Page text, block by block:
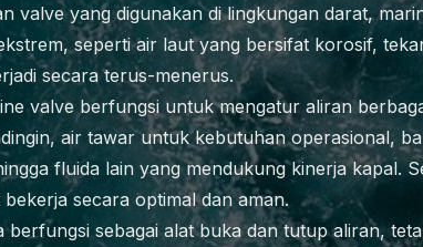
valve yang digunakan di lingkungan darat,
seperti air laut yang bersifat korosif,
secara terus-menerus.
valve berfungsi untuk mengatur aliran
air tawar untuk kebutuhan operasional,
fluida lain yang mendukung kinerja kapal.
secara optimal dan aman.
sebagai alat buka dan tutup aliran,